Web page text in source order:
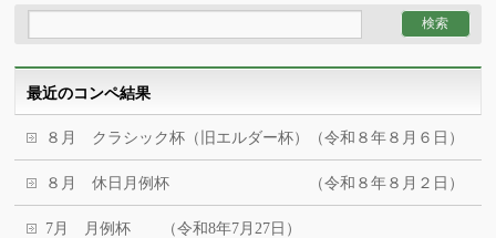
最近のコンペ結果
８月 クラシック杯（旧エルダー杯）（令和８年８月６日）
８月 休日月例杯 （令和８年８月２日）
7月 月例杯 （令和8年7月27日）